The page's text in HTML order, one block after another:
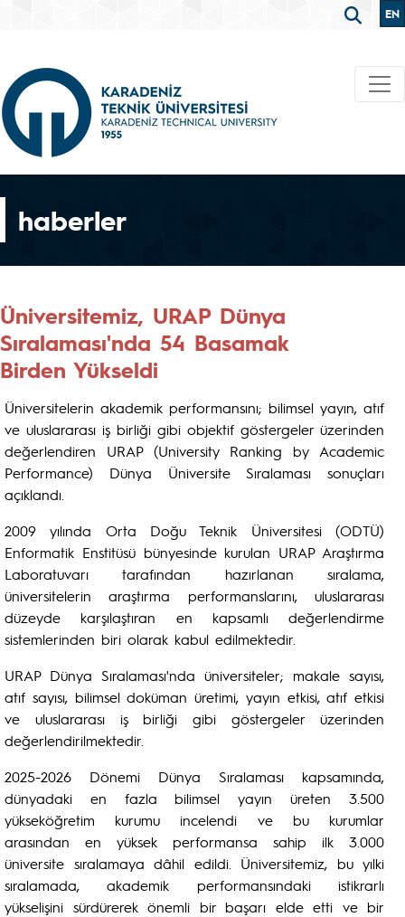
EN
haberler
Üniversitemiz, URAP Dünya
Sıralaması'nda 54 Basamak
Birden Yükseldi
Üniversitelerin akademik performansını; bilimsel yayın, atıf
ve uluslararası iş birliği gibi objektif göstergeler üzerinden
değerlendiren URAP (University Ranking by Academic
Performance) Dünya Üniversite Sıralaması sonuçları
açıklandı.
2009 yılında Orta Doğu Teknik Üniversitesi (ODTÜ)
Enformatik Enstitüsü bünyesinde kurulan URAP Araştırma
Laboratuvarı tarafından hazırlanan sıralama,
üniversitelerin araştırma performanslarını, uluslararası
düzeyde karşılaştıran en kapsamlı değerlendirme
sistemlerinden biri olarak kabul edilmektedir.
URAP Dünya Sıralaması'nda üniversiteler; makale sayısı,
atıf sayısı, bilimsel doküman üretimi, yayın etkisi, atıf etkisi
ve uluslararası iş birliği gibi göstergeler üzerinden
değerlendirilmektedir.
2025-2026 Dönemi Dünya Sıralaması kapsamında,
dünyadaki en fazla bilimsel yayın üreten 3.500
yükseköğretim kurumu incelendi ve bu kurumlar
arasından en yüksek performansa sahip ilk 3.000
üniversite sıralamaya dâhil edildi. Üniversitemiz, bu yılki
sıralamada, akademik performansındaki istikrarlı
yükselişini sürdürerek önemli bir başarı elde etti ve bir